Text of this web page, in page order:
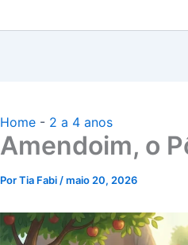
Home - 2 a 4 anos
Amendoim, o
PorTia Fabi /maio 20, 2026